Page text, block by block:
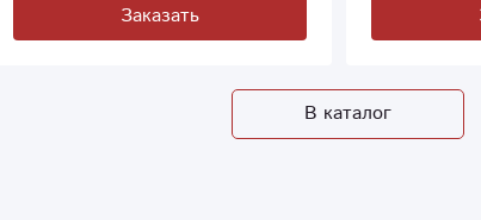
Заказать
В каталог